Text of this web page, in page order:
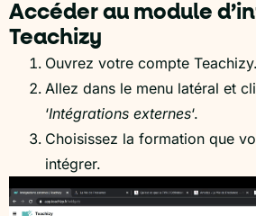
Accéder au module
Teachizy
Ouvrez votre compte Teachizy.
Allez dans le menu latéral et
‘Intégrations externes‘.
Choisissez la formation que
intégrer.